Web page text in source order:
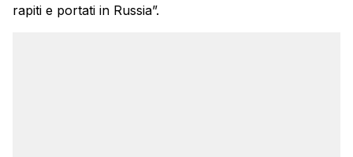
rapiti e portati in Russia”.